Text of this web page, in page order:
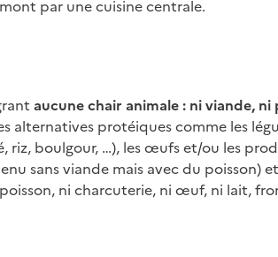
par une cuisine centrale.
aucune chair animale : ni viande,
alternatives protéiques comme les
riz, boulgour, …), les œufs et/ou les
sans viande mais avec du poisson) et
ni charcuterie, ni œuf, ni lait,